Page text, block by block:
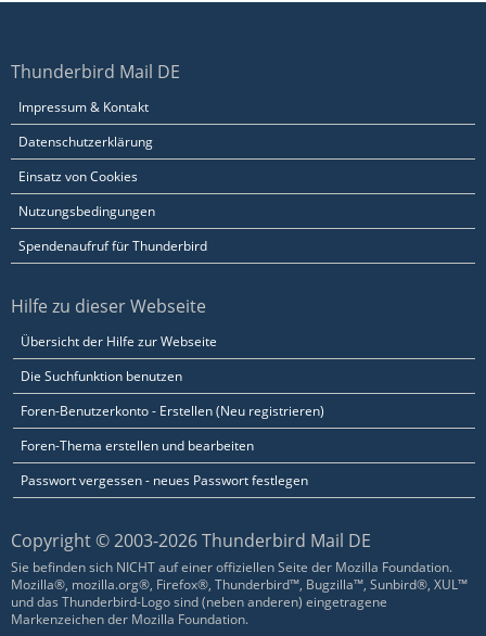
Thunderbird Mail DE
Impressum & Kontakt
Datenschutzerklärung
Einsatz von Cookies
Nutzungsbedingungen
Spendenaufruf für Thunderbird
Hilfe zu dieser Webseite
Übersicht der Hilfe zur Webseite
Die Suchfunktion benutzen
Foren-Benutzerkonto - Erstellen (Neu registrieren)
Foren-Thema erstellen und bearbeiten
Passwort vergessen - neues Passwort festlegen
Copyright © 2003-2026 Thunderbird Mail DE
Sie befinden sich NICHT auf einer offiziellen Seite der Mozilla Foundation.
Mozilla®, mozilla.org®, Firefox®, Thunderbird™, Bugzilla™, Sunbird®, XUL™
und das Thunderbird-Logo sind (neben anderen) eingetragene
Markenzeichen der Mozilla Foundation.